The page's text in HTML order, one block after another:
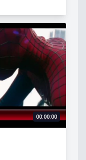
00:00:00